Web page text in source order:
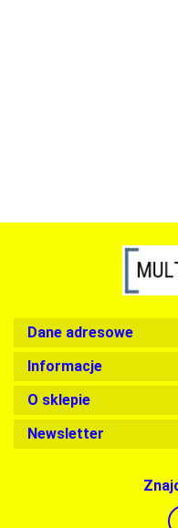
Dane adresowe
Informacje
O sklepie
Newsletter